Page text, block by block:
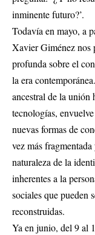
inminente futuro?’.
Todavía en mayo, a
Xavier Giménez nos
profunda sobre el
la era
ancestral de la unión
tecnologías,
nuevas formas de
vez más
naturaleza de la
inherentes a la
sociales que pueden
reconstruidas.
Ya en junio, del 9 al